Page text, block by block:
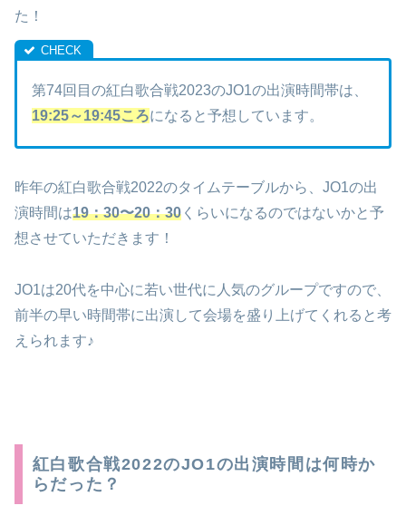
た！
第74回目の紅白歌合戦2023のJO1の出演時間帯は、
19:25～19:45ころになると予想しています。
昨年の紅白歌合戦2022のタイムテーブルから、JO1の出
演時間は19：30〜20：30 くらいになるのではないかと予
想させていただきます！
JO1は20代を中心に若い世代に人気のグループですので、
前半の早い時間帯に出演して会場を盛り上げてくれると考
えられます♪
紅白歌合戦2022のJO1の出演時間は何時か
らだった？